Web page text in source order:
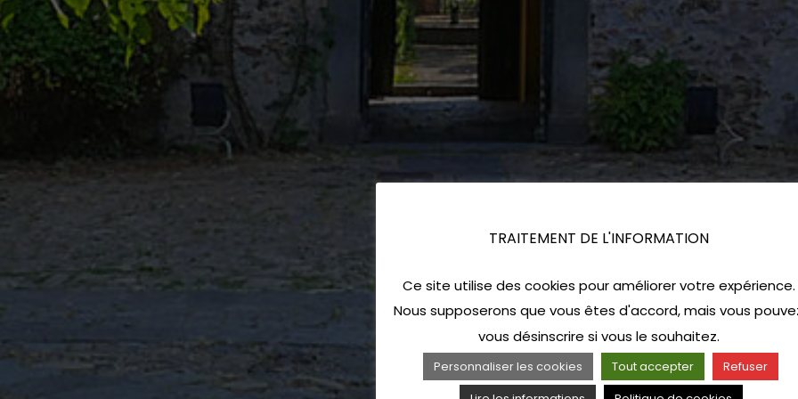
TRAITEMENT DE L'INFORMATION
Ce site utilise des cookies pour améliorer votre expérience.
Nous supposerons que vous êtes d'accord, mais vous
vous désinscrire si vous le souhaitez.
Personnaliser les cookies Tout accepter
Refuser